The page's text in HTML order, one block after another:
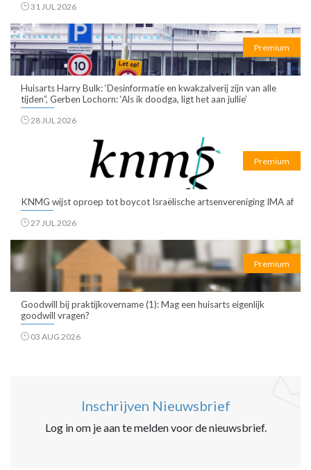
31 JUL 2026
Premium
Huisarts Harry Bulk: ‘Desinformatie en kwakzalverij zijn van alle
tijden”, Gerben Lochorn: ‘Als ik doodga, ligt het aan jullie’
28 JUL 2026
Premium
KNMG wijst oproep tot boycot Israëlische artsenvereniging IMA af
27 JUL 2026
Premium
Goodwill bij praktijkovername (1): Mag een huisarts eigenlijk
goodwill vragen?
03 AUG 2026
Inschrijven Nieuwsbrief
Log in om je aan te melden voor de nieuwsbrief.